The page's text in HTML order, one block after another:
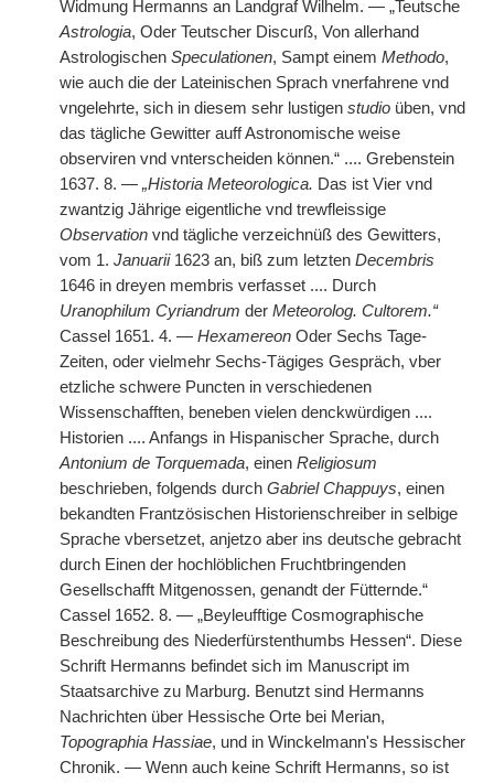
Widmung Hermanns an Landgraf Wilhelm. — „Teutsche
Astrologia, Oder Teutscher Discurß, Von allerhand
Astrologischen Speculationen, Sampt einem Methodo,
wie auch die der Lateinischen Sprach vnerfahrene vnd
vngelehrte, sich in diesem sehr lustigen studio üben, vnd
das tägliche Gewitter auff Astronomische weise
observiren vnd vnterscheiden können.“ .... Grebenstein
1637. 8. — „Historia Meteorologica. Das ist Vier vnd
zwantzig Jährige eigentliche vnd trewfleissige
Observation vnd tägliche verzeichnüß des Gewitters,
vom 1. Januarii1623 an, biß zum letzten Decembris
1646 in dreyen membris verfasset .... Durch
Uranophilum Cyriandrum der Meteorolog. Cultorem.“
Cassel 1651. 4. — Hexamereon Oder Sechs Tage-
Zeiten, oder vielmehr Sechs-Tägiges Gespräch, vber
etzliche schwere Puncten in verschiedenen
Wissenschafften, beneben vielen denckwürdigen ....
Historien .... Anfangs in Hispanischer Sprache, durch
Antonium de Torquemada, einen Religiosum
beschrieben, folgends durch Gabriel Chappuys, einen
bekandten Frantzösischen Historienschreiber in selbige
Sprache vbersetzet, anjetzo aber ins deutsche gebracht
durch Einen der hochlöblichen Fruchtbringenden
Gesellschafft Mitgenossen, genandt der Fütternde.“
Cassel 1652. 8. — „Beyleufftige Cosmographische
Beschreibung des Niederfürstenthumbs Hessen“. Diese
Schrift Hermanns befindet sich im Manuscript im
Staatsarchive zu Marburg. Benutzt sind Hermanns
Nachrichten über Hessische Orte bei Merian,
Topographia Hassiae, und in Winckelmann's Hessischer
Chronik. — Wenn auch keine Schrift Hermanns, so ist